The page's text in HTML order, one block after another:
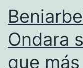
ganan
el
TriXàbia
Ondara
que